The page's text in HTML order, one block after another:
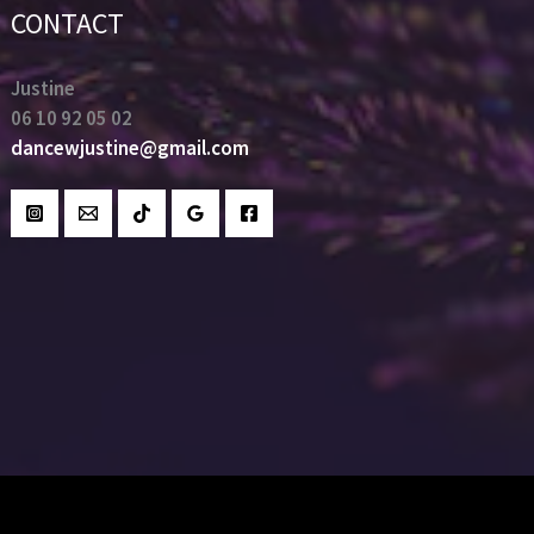
CONTACT
Justine
06 10 92 05 02
dancewjustine@gmail.com